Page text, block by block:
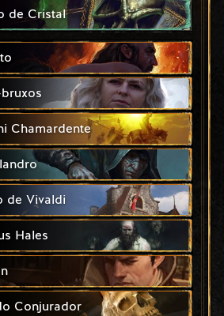
de Cristal
Chamardente
de Vivaldi
Hales
Conjurador